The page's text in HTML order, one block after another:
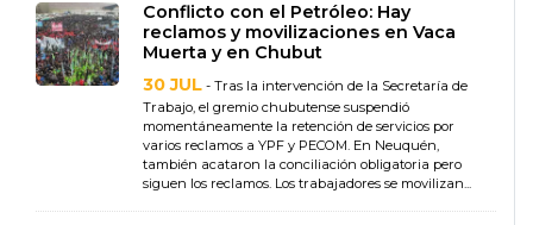
Conflicto con el Petróleo: Hay
reclamos y movilizaciones en Vaca
Muerta y en Chubut
30 JUL - Tras la intervención de la Secretaría de
Trabajo, el gremio chubutense suspendió
momentáneamente la retención de servicios por
varios reclamos a YPF y PECOM. En Neuquén,
también acataron la conciliación obligatoria pero
siguen los reclamos. Los trabajadores se movilizan...